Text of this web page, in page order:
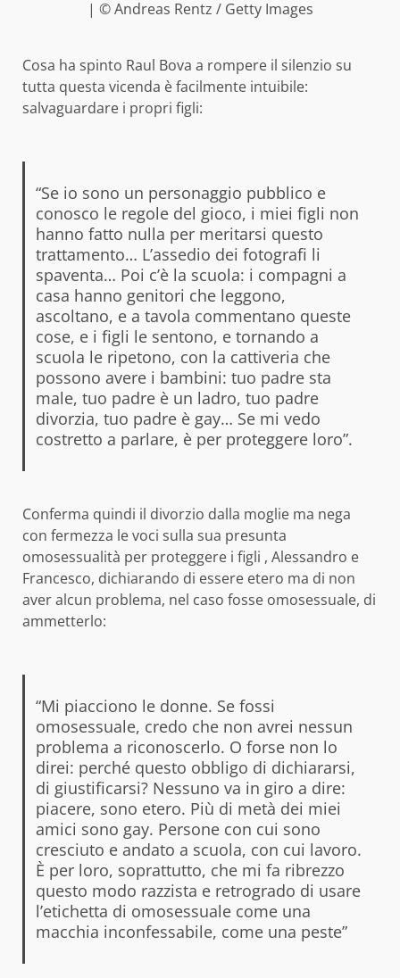
| © Andreas Rentz / Getty Images
Cosa ha spinto Raul Bova a rompere il silenzio su
tutta questa vicenda è facilmente intuibile:
salvaguardare i propri figli:
“Se io sono un personaggio pubblico e
conosco le regole del gioco, i miei figli non
hanno fatto nulla per meritarsi questo
trattamento… L’assedio dei fotografi li
spaventa… Poi c’è la scuola: i compagni a
casa hanno genitori che leggono,
ascoltano, e a tavola commentano queste
cose, e i figli le sentono, e tornando a
scuola le ripetono, con la cattiveria che
possono avere i bambini: tuo padre sta
male, tuo padre è un ladro, tuo padre
divorzia, tuo padre è gay… Se mi vedo
costretto a parlare, è per proteggere loro”.
Conferma quindi il divorzio dalla moglie ma nega
con fermezza le voci sulla sua presunta
omosessualità per proteggere i figli , Alessandro e
Francesco, dichiarando di essere etero ma di non
aver alcun problema, nel caso fosse omosessuale, di
ammetterlo:
“Mi piacciono le donne. Se fossi
omosessuale, credo che non avrei nessun
problema a riconoscerlo. O forse non lo
direi: perché questo obbligo di dichiararsi,
di giustificarsi? Nessuno va in giro a dire:
piacere, sono etero. Più di metà dei miei
amici sono gay. Persone con cui sono
cresciuto e andato a scuola, con cui lavoro.
È per loro, soprattutto, che mi fa ribrezzo
questo modo razzista e retrogrado di usare
l’etichetta di omosessuale come una
macchia inconfessabile, come una peste”